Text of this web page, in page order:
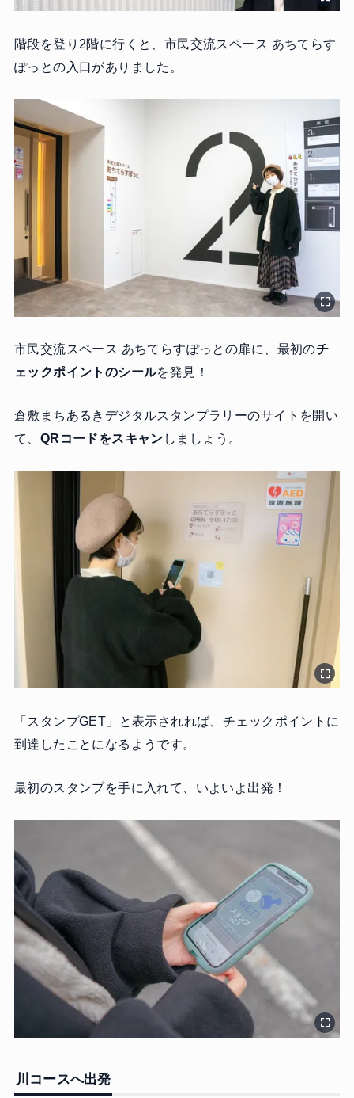
階段を登り2階に行くと、市民交流スペース あちてらす
ぽっとの入口がありました。
市民交流スペース あちてらすぽっとの扉に、最初のチ
ェックポイントのシールを発見！
倉敷まちあるきデジタルスタンプラリーのサイトを開い
て、 QRコードをスキャン しましょう。
「スタンプGET」と表示されれば、チェックポイントに
到達したことになるようです。
最初のスタンプを手に入れて、いよいよ出発！
川コースへ出発